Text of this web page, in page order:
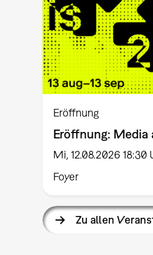
Eröffnung
Eröffnung: Media
Mi, 12.08.2026 18:30
Foyer
Zu allen